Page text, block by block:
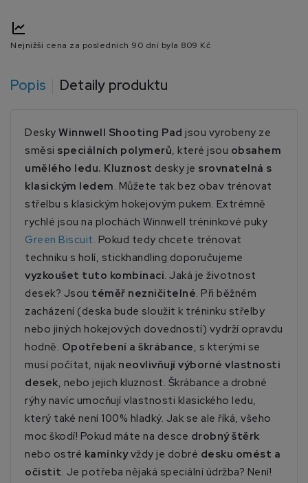
Nejnižší cena za posledních 90 dní byla 809 Kč
Popis Detaily produktu
Desky Winnwell Shooting Pad jsou vyrobeny ze
směsi speciálních polymerů, které jsou obsahem
umělého ledu. Kluznost desky je srovnatelná s
klasickým ledem. Můžete tak bez obav trénovat
střelbu s klasickým hokejovým pukem. Extrémně
rychlé jsou na plochách Winnwell tréninkové puky
Green Biscuit. Pokud tedy chcete trénovat
techniku s holí, stickhandling doporučujeme
vyzkoušet tuto kombinaci. Jaká je životnost
desek? Jsou téměř nezničitelné. Při běžném
zacházení (deska bude sloužit k tréninku střelby
nebo jiných hokejových dovedností) vydrží opravdu
hodně. Opotřebení a škrábance, s kterými se
musí počítat, nijak neovlivňují výborné vlastnosti
desek, nebo jejich kluznost. Škrábance a drobné
rýhy navíc umocňují vlastnosti klasického ledu,
který také není 100% hladký. Jak se ale říká, všeho
moc škodí! Pokud máte na desce drobný štěrk
nebo ostré kamínkyvždy je dobré desku omést a
očistit. Je potřeba nějaká speciální údržba? Není!